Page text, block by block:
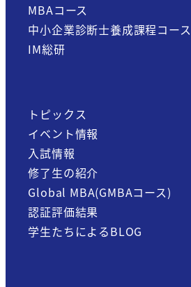
MBAコース
中小企業診断士養成課程コース
IM総研
トピックス
イベント情報
入試情報
修了生の紹介
Global MBA(GMBAコース)
認証評価結果
学生たちによるBLOG